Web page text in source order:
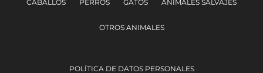
CABALLOS PERROS GATOS ANIMALES SALVAJES
OTROS ANIMALES
POLÍTICA DE DATOS PERSONALES